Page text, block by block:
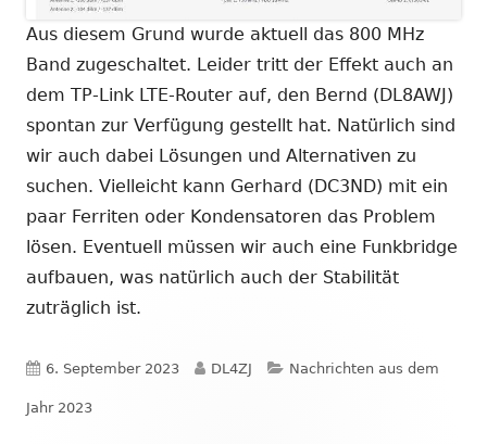
Aus diesem Grund wurde aktuell das 800 MHz
Band zugeschaltet. Leider tritt der Effekt auch an
dem TP-Link LTE-Router auf, den Bernd (DL8AWJ)
spontan zur Verfügung gestellt hat. Natürlich sind
wir auch dabei Lösungen und Alternativen zu
suchen. Vielleicht kann Gerhard (DC3ND) mit ein
paar Ferriten oder Kondensatoren das Problem
lösen. Eventuell müssen wir auch eine Funkbridge
aufbauen, was natürlich auch der Stabilität
zuträglich ist.
Veröffentlicht
am
6. September 2023 Autor
DL4ZJ Kategorien
Nachrichten aus dem
Jahr 2023